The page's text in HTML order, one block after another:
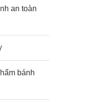
an toàn
bánh